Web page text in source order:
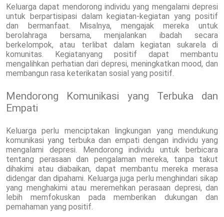
Keluarga dapat mendorong individu yang mengalami depresi
untuk berpartisipasi dalam kegiatan-kegiatan yang positif
dan bermanfaat. Misalnya, mengajak mereka untuk
berolahraga bersama, menjalankan ibadah secara
berkelompok, atau terlibat dalam kegiatan sukarela di
komunitas. Kegiatanyang positif dapat membantu
mengalihkan perhatian dari depresi, meningkatkan mood, dan
membangun rasa keterikatan sosial yang positif.
Mendorong Komunikasi yang Terbuka dan
Empati
Keluarga perlu menciptakan lingkungan yang mendukung
komunikasi yang terbuka dan empati dengan individu yang
mengalami depresi. Mendorong individu untuk berbicara
tentang perasaan dan pengalaman mereka, tanpa takut
dihakimi atau diabaikan, dapat membantu mereka merasa
didengar dan dipahami. Keluarga juga perlu menghindari sikap
yang menghakimi atau meremehkan perasaan depresi, dan
lebih memfokuskan pada memberikan dukungan dan
pemahaman yang positif.